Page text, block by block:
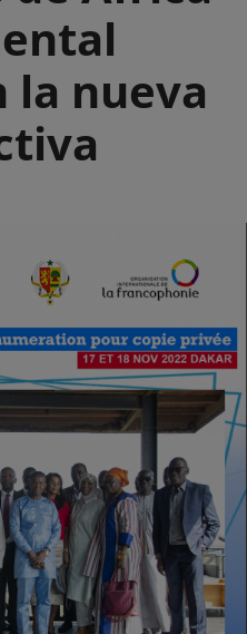
la nueva